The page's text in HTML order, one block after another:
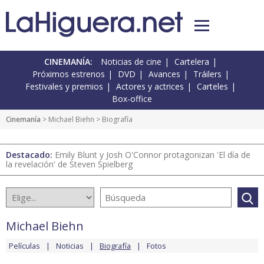
CINEMANÍA: Noticias de cine
Cartelera
Próximos estrenos
DVD Avances
Tráilers
Festivales y premios
Actores y actrices
Carteles
Box-office
Cinemanía > Michael Biehn > Biografía
Destacado: Emily Blunt y Josh O'Connor protagonizan 'El día de
la revelación' de Steven Spielberg
Michael Biehn
Películas Noticias Biografía Fotos